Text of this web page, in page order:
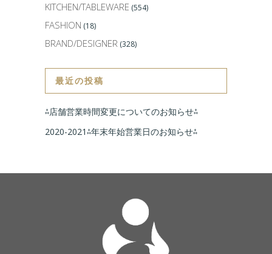
KITCHEN/TABLEWARE (554)
FASHION (18)
BRAND/DESIGNER (328)
最近の投稿
⁂店舗営業時間変更についてのお知らせ⁂
2020-2021⁂年末年始営業日のお知らせ⁂